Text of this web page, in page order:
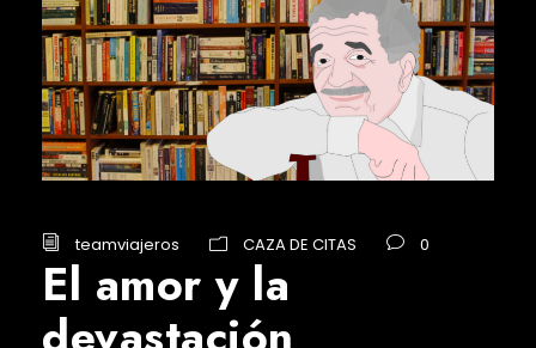
teamviajeros CAZA DE CITAS 0
El amor y la